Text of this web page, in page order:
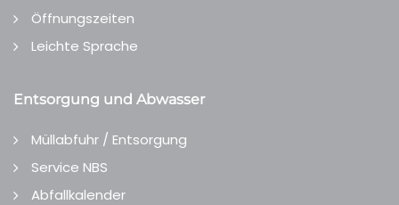
Öffnungszeiten
Leichte Sprache
Entsorgung und Abwasser
Müllabfuhr / Entsorgung
Service NBS
Abfallkalender